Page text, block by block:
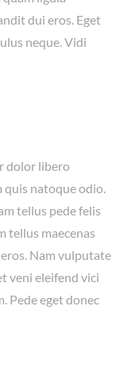
dui eros. Eget
neque. Vidi
dolor libero
quis natoque odio.
tellus pede felis
tellus maecenas
Nam vulputate
veni eleifend vici
Pede eget donec